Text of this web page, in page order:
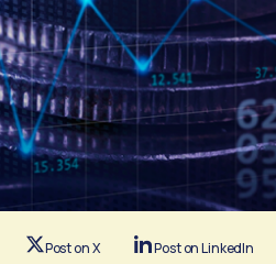
Post on X Post on LinkedIn